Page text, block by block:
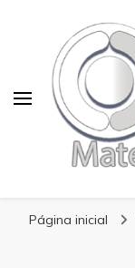
Página inicial